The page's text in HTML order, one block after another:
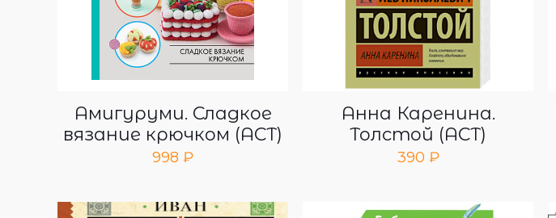
Амигуруми. Сладкое
вязание крючком (АСТ)
998 ₽
Анна Каренина.
Толстой (АСТ)
390 ₽